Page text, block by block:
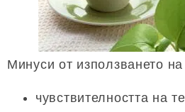
Минуси от използването на
чувствителността на